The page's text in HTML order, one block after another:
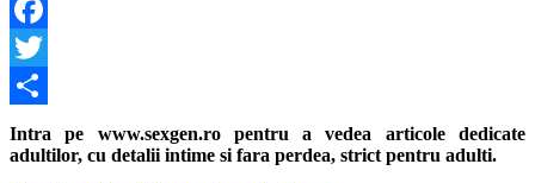
Facebook
Twitter
Share
Intra pe www.sexgen.ro pentru a vedea articole dedicate
adultilor, cu detalii intime si fara perdea, strict pentru adulti.